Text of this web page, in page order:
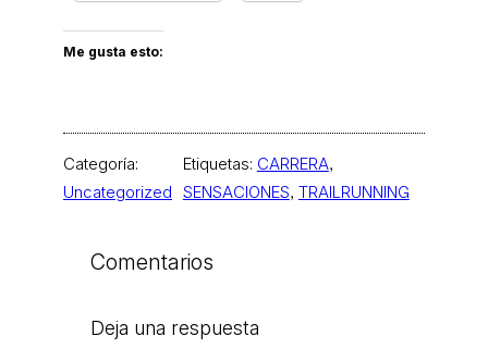
Me gusta esto:
Categoría:
Uncategorized
Etiquetas: CARRERA
SENSACIONES, TRAILRUNNING
Comentarios
Deja una respuesta